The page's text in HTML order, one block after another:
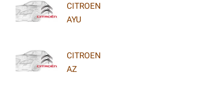
CITROEN
AYU
CITROEN
AZ